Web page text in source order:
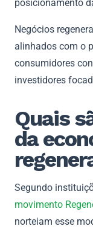
posicionamento
Negócios
alinhados com o
consumidores
investidores
Quais
da
Segundo
movimento
norteiam esse